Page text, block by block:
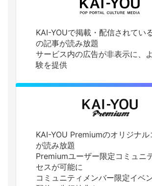
KAI-YOUで掲載・配信されてい
の記事が読み放題
サービス内の広告が非表示に、
験を提供
KAI-YOU Premiumのオリジナル
が読み放題
Premiumユーザー限定コミュニ
セスが可能に
コミュニティメンバー限定イベ